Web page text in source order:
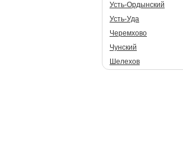
Усть-Ордынский
Усть-Уда
Черемхово
Чунский
Шелехов